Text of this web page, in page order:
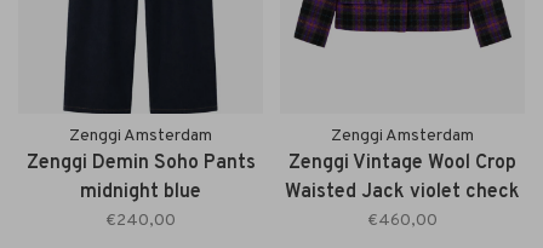
Zenggi Amsterdam
Zenggi Demin Soho Pants
midnight blue
€240,00
Zenggi Amsterdam
Zenggi Vintage Wool Crop
Waisted Jack violet check
€460,00